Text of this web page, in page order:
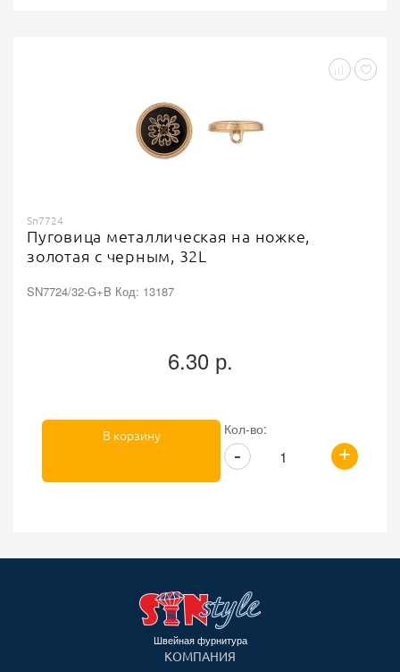
Sn7724
Пуговица металлическая на ножке,
золотая с черным, 32L
SN7724/32-G+B Код: 13187
6.30 р.
Кол-во:
+
-
В корзину
Швейная фурнитура
КОМПАНИЯ